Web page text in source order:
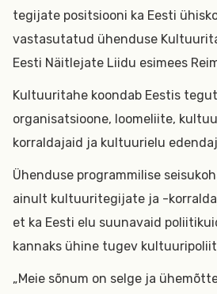
tegijate positsiooni ka Eesti
vastasutatud ühenduse
Eesti Näitlejate Liidu esimees
Kultuuritahe koondab Eestis
organisatsioone, loomeliite,
korraldajaid ja kultuurielu
Ühenduse programmilise
ainult kultuuritegijate ja -
et ka Eesti elu suunavaid
kannaks ühine tugev
„Meie sõnum on selge ja